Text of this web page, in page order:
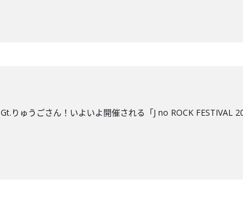
りゅうごさん！いよいよ開催される「J no ROCK FESTIVAL